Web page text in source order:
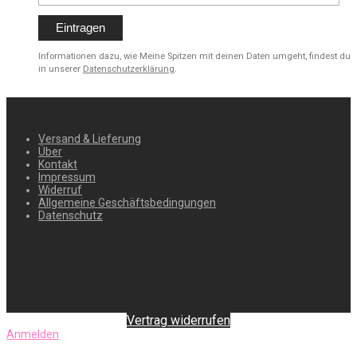
Informationen dazu, wie Meine Spitzen mit deinen Daten umgeht, findest du
in unserer Datenschutzerklärung.
Versand & Lieferung
Über
Kontakt
Impressum
Widerruf
Allgemeine Geschäftsbedingungen
Datenschutz
Vertrag widerrufen
Anmelden